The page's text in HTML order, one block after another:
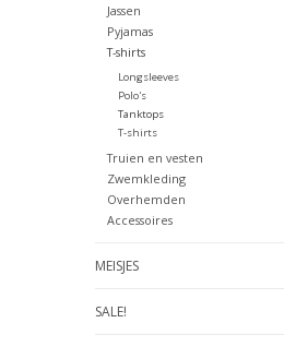
Jassen
Pyjamas
T-shirts
Longsleeves
Polo's
Tanktops
T-shirts
Truien en vesten
Zwemkleding
Overhemden
Accessoires
MEISJES
SALE!